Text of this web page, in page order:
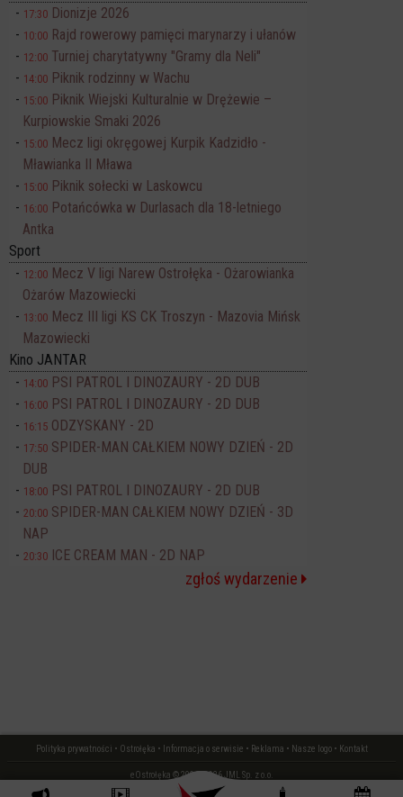
17:30 Dionizje 2026
10:00 Rajd rowerowy pamięci marynarzy i ułanów
12:00 Turniej charytatywny "Gramy dla Neli"
14:00 Piknik rodzinny w Wachu
15:00 Piknik Wiejski Kulturalnie w Drężewie –
Kurpiowskie Smaki 2026
15:00 Mecz ligi okręgowej Kurpik Kadzidło -
Mławianka II Mława
15:00 Piknik sołecki w Laskowcu
16:00 Potańcówka w Durlasach dla 18-letniego
Antka
Sport
12:00 Mecz V ligi Narew Ostrołęka - Ożarowianka
Ożarów Mazowiecki
13:00 Mecz III ligi KS CK Troszyn - Mazovia Mińsk
Mazowiecki
Kino JANTAR
14:00 PSI PATROL I DINOZAURY - 2D DUB
16:00 PSI PATROL I DINOZAURY - 2D DUB
16:15 ODZYSKANY - 2D
17:50 SPIDER-MAN CAŁKIEM NOWY DZIEŃ - 2D
DUB
18:00 PSI PATROL I DINOZAURY - 2D DUB
20:00 SPIDER-MAN CAŁKIEM NOWY DZIEŃ - 3D
NAP
20:30 ICE CREAM MAN - 2D NAP
zgłoś wydarzenie
Polityka prywatności • Ostrołęka • Informacja o serwisie • Reklama • Nasze logo• Kontakt
eOstrołęka © 2006 - 2026 JML Sp. z o.o.